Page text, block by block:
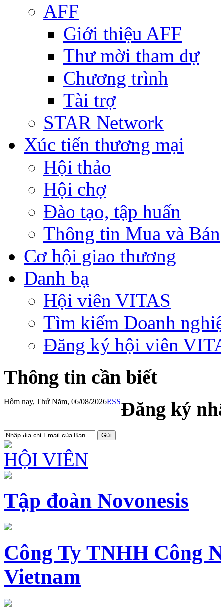
AFF
Giới thiệu AFF
Thư mời tham dự
Chương trình
Tài trợ
STAR Network
Xúc tiến thương mại
Hội thảo
Hội chợ
Đào tạo, tập huấn
Thông tin Mua và Bán
Cơ hội giao thương
Danh bạ
Hội viên VITAS
Tìm kiếm Doanh
Đăng ký hội viên
Thông tin cần biết
Hôm nay, Thứ Năm, 06/08/2026RSSĐăng ký
HỘI VIÊN
Tập đoàn Novonesis
Công Ty TNHH Công
Vietnam